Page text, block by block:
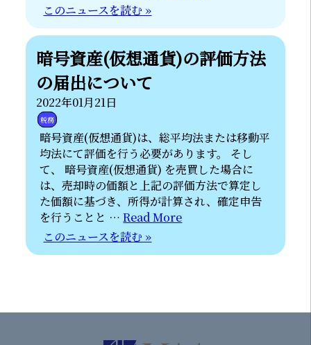
このニュースを読む »
暗号資産(仮想通貨)の評価方法
の届出について
2022年01月21日
税務
暗号資産(仮想通貨)は、総平均法または移動平
均法にて評価を行う必要があります。 そし
て、 暗号資産(仮想通貨) を売買した場合に
は、売却時の価額と上記の評価方法で算定し
た価額に基づき、所得が計算され、確定申告
を行うことと …Read More
このニュースを読む »